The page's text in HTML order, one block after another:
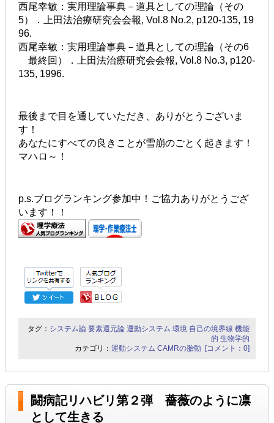
西尾幸敏：実用理論事典－道具としての理論（その
5）．上田法治療研究会会報, Vol.8 No.2, p120-135, 19
96.
西尾幸敏：実用理論事典－道具としての理論（その6
最終回）．上田法治療研究会会報, Vol.8 No.3, p120-
135, 1996.
最後まで目を通していただき、ありがとうございま
す！
あなたにすべての良きことが雪崩のごとく起きます！
マハロ～！
p.s.ブログランキング参加中！ご協力ありがとうござ
います！！
タグ： システム論 要素還元論 運動システム 環境 自己の境界線 機能
的 生物学的
カテゴリ：運動システム CAMRの胎動 [コメント：0]
闘病記リハビリ第２弾 薔薇のように凛
として生きる